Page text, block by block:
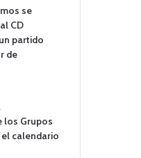
se
CD
partido
de
los Grupos
calendario